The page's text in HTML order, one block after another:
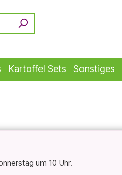
Kartoffel Sets Sonstiges
um 10 Uhr.